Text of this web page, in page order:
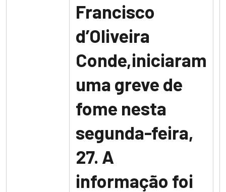
Francisco
d’Oliveira
Conde,iniciaram
uma greve de
fome nesta
segunda-feira,
27. A
informação foi